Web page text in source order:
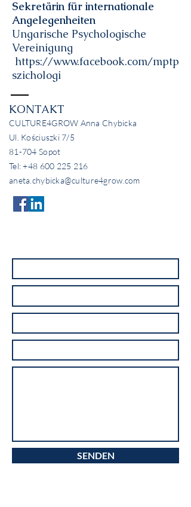
Sekretärin für internationale
Angelegenheiten
Ungarische Psychologische
Vereinigung
https://www.facebook.com/mptp
szichologi
KONTAKT
CULTURE4GROW Anna Chybicka
Ul. Kościuszki 7/5
81-704 Sopot
Tel:+48 600 225 216
aneta.chybicka@culture4grow.com
SENDEN